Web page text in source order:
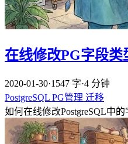
在线修改PG字段类
2020-01-30·1547 字·4 分钟
PostgreSQL PG管理 迁移
如何在线修改PostgreSQL中